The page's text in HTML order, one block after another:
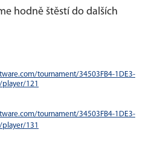
hodně štěstí do dalších
tournament/34503FB4-1DE3-
player/121
tournament/34503FB4-1DE3-
player/131